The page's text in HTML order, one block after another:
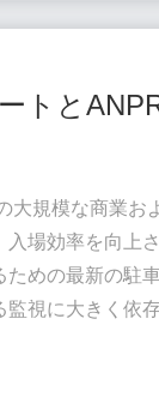
トと
大規模な商業お
場効率を向上さ
めの最新の駐
視に大きく依
運用をサポー